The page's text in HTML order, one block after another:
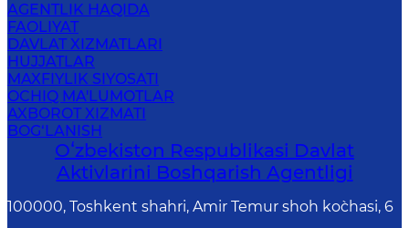
AGENTLIK HAQIDA
FAOLIYAT
DAVLAT XIZMATLARI
HUJJATLAR
MAXFIYLIK SIYOSATI
OCHIQ MA'LUMOTLAR
AXBOROT XIZMATI
BOG‘LANISH
Oʻzbekiston Respublikasi Davlat
Aktivlarini Boshqarish Agentligi
100000, Toshkent shahri, Amir Temur shoh ko`chasi, 6